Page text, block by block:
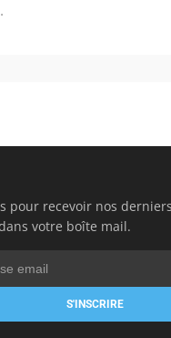
pour recevoir nos
votre boîte mail.
S'INSCRIRE